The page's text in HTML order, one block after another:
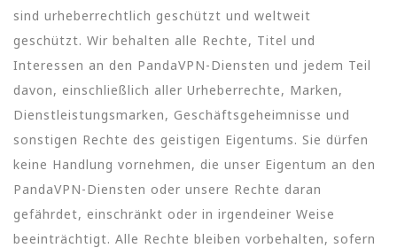
sind urheberrechtlich geschützt und weltweit
geschützt. Wir behalten alle Rechte, Titel und
Interessen an den PandaVPN-Diensten und jedem Teil
davon, einschließlich aller Urheberrechte, Marken,
Dienstleistungsmarken, Geschäftsgeheimnisse und
sonstigen Rechte des geistigen Eigentums. Sie dürfen
keine Handlung vornehmen, die unser Eigentum an den
PandaVPN-Diensten oder unsere Rechte daran
gefährdet, einschränkt oder in irgendeiner Weise
beeinträchtigt. Alle Rechte bleiben vorbehalten, sofern